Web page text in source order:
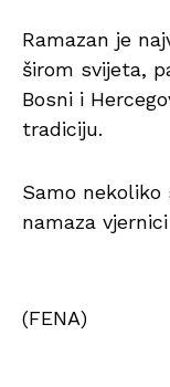
Ramazan je
širom svijeta,
Bosni i
tradiciju.
Samo
namaza
(FENA)